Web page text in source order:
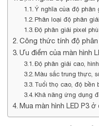
Ý nghĩa của độ phân
Phân loại độ phân
Độ phân giải pixel
Công thức tính độ phân
Ưu điểm của màn hình
Độ phân giải cao,
Màu sắc trung thực,
Tuổi thọ cao, độ bền
Khả năng ứng dụng
Mua màn hình LED P3 ở